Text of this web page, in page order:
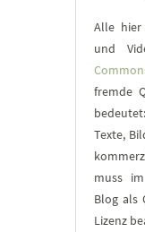
Alle hier
und
fremde
Texte,
muss
Blog als
Lizenz